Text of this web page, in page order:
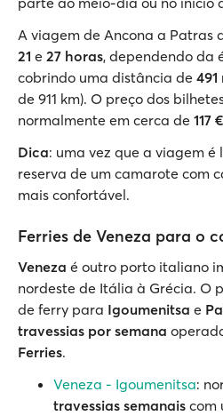
A viagem de Ancona a Patras
21 e 27 horas, dependendo da
cobrindo uma distância de
de 911 km). O preço dos
normalmente em cerca de 117
Dica: uma vez que a viagem é
reserva de um camarote com
mais confortável.
Ferries de Veneza para o
Veneza é outro porto italiano
nordeste de Itália à Grécia. O
de ferry para Igoumenitsa e
travessias por semana
Ferries.
Veneza - Igoumenitsa:
travessias semanais com